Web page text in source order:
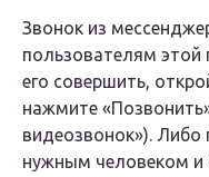
Звонок из
пользователям
его совершить,
нажмите
видеозвонок»). Либо
нужным человеком и